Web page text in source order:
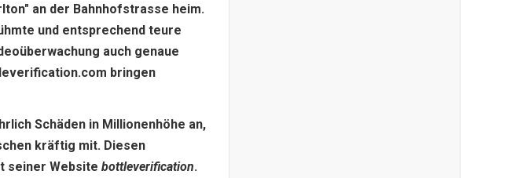
an der Bahnhofstrasse heim.
und entsprechend teure
auch genaue
bringen
Schäden in Millionenhöhe an,
kräftig mit. Diesen
seiner Website bottleverification.